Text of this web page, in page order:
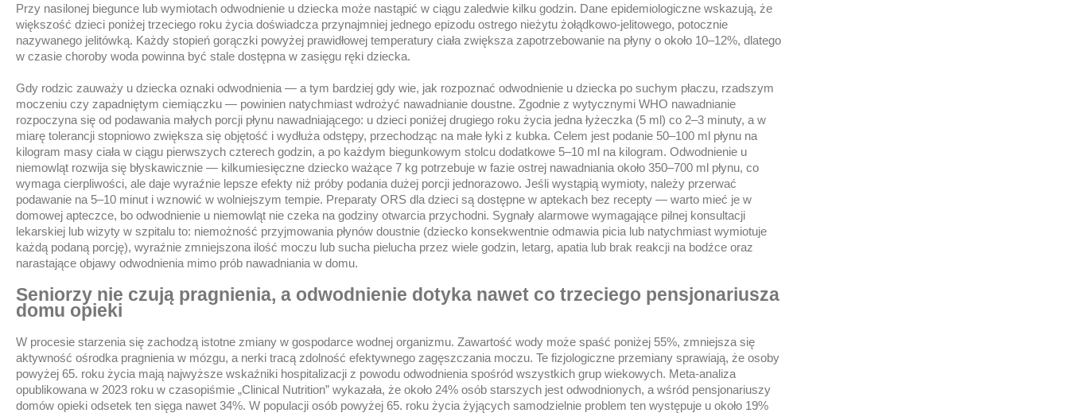
Przy nasilonej biegunce lub wymiotach odwodnienie u dziecka może nastąpić w ciągu zaledwie kilku godzin. Dane epidemiologiczne wskazują, że
większość dzieci poniżej trzeciego roku życia doświadcza przynajmniej jednego epizodu ostrego nieżytu żołądkowo-jelitowego, potocznie
nazywanego jelitówką. Każdy stopień gorączki powyżej prawidłowej temperatury ciała zwiększa zapotrzebowanie na płyny o około 10–12%, dlatego
w czasie choroby woda powinna być stale dostępna w zasięgu ręki dziecka.
Gdy rodzic zauważy u dziecka oznaki odwodnienia — a tym bardziej gdy wie, jak rozpoznać odwodnienie u dziecka po suchym płaczu, rzadszym
moczeniu czy zapadniętym ciemiączku — powinien natychmiast wdrożyć nawadnianie doustne. Zgodnie z wytycznymi WHO nawadnianie
rozpoczyna się od podawania małych porcji płynu nawadniającego: u dzieci poniżej drugiego roku życia jedna łyżeczka (5 ml) co 2–3 minuty, a w
miarę tolerancji stopniowo zwiększa się objętość i wydłuża odstępy, przechodząc na małe łyki z kubka. Celem jest podanie 50–100 ml płynu na
kilogram masy ciała w ciągu pierwszych czterech godzin, a po każdym biegunkowym stolcu dodatkowe 5–10 ml na kilogram. Odwodnienie u
niemowląt rozwija się błyskawicznie — kilkumiesięczne dziecko ważące 7 kg potrzebuje w fazie ostrej nawadniania około 350–700 ml płynu, co
wymaga cierpliwości, ale daje wyraźnie lepsze efekty niż próby podania dużej porcji jednorazowo. Jeśli wystąpią wymioty, należy przerwać
podawanie na 5–10 minut i wznowić w wolniejszym tempie. Preparaty ORS dla dzieci są dostępne w aptekach bez recepty — warto mieć je w
domowej apteczce, bo odwodnienie u niemowląt nie czeka na godziny otwarcia przychodni. Sygnały alarmowe wymagające pilnej konsultacji
lekarskiej lub wizyty w szpitalu to: niemożność przyjmowania płynów doustnie (dziecko konsekwentnie odmawia picia lub natychmiast wymiotuje
każdą podaną porcję), wyraźnie zmniejszona ilość moczu lub sucha pielucha przez wiele godzin, letarg, apatia lub brak reakcji na bodźce oraz
narastające objawy odwodnienia mimo prób nawadniania w domu.
Seniorzy nie czują pragnienia, a odwodnienie dotyka nawet co trzeciego pensjonariusza
domu opieki
W procesie starzenia się zachodzą istotne zmiany w gospodarce wodnej organizmu. Zawartość wody może spaść poniżej 55%, zmniejsza się
aktywność ośrodka pragnienia w mózgu, a nerki tracą zdolność efektywnego zagęszczania moczu. Te fizjologiczne przemiany sprawiają, że osoby
powyżej 65. roku życia mają najwyższe wskaźniki hospitalizacji z powodu odwodnienia spośród wszystkich grup wiekowych. Meta-analiza
opublikowana w 2023 roku w czasopiśmie „Clinical Nutrition” wykazała, że około 24% osób starszych jest odwodnionych, a wśród pensjonariuszy
domów opieki odsetek ten sięga nawet 34%. W populacji osób powyżej 65. roku życia żyjących samodzielnie problem ten występuje u około 19%